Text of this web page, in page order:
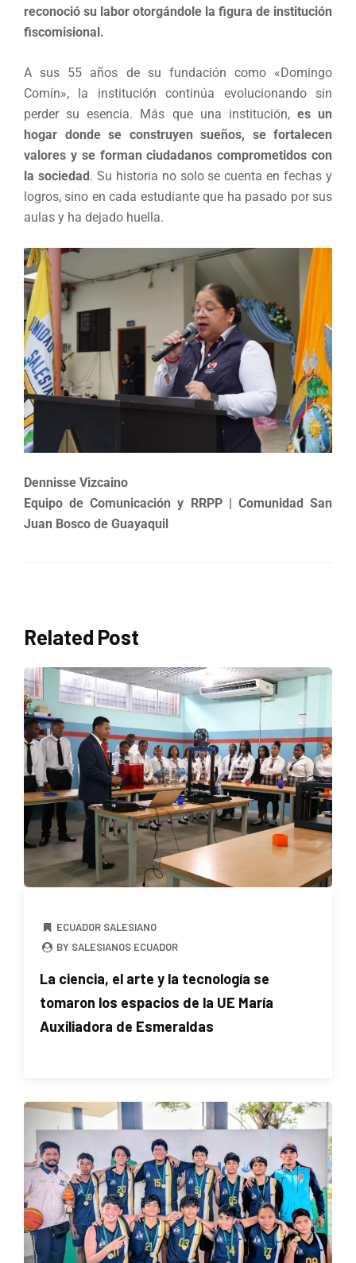
reconoció su labor otorgándole la figura de institución
fiscomisional.
A sus 55 años de su fundación como «Domingo
Comín», la institución continúa evolucionando sin
perder su esencia. Más que una institución, es un
hogar donde se construyen sueños, se fortalecen
valores y se forman ciudadanos comprometidos con
la sociedad. Su historia no solo se cuenta en fechas y
logros, sino en cada estudiante que ha pasado por sus
aulas y ha dejado huella.
Dennisse Vizcaino
Equipo de Comunicación y RRPP | Comunidad San
Juan Bosco de Guayaquil
Related Post
ECUADOR SALESIANO
BY SALESIANOS ECUADOR
La ciencia, el arte y la tecnología se
tomaron los espacios de la UE María
Auxiliadora de Esmeraldas